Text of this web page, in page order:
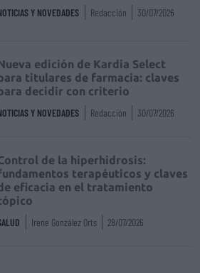
Y NOVEDADES Redacción 30/07/2026
edición de Kardia Select
titulares de farmacia: claves
decidir con criterio
Y NOVEDADES Redacción 30/07/2026
de la hiperhidrosis:
terapéuticos y claves
eficacia en el tratamiento
Irene González Orts 28/07/2026